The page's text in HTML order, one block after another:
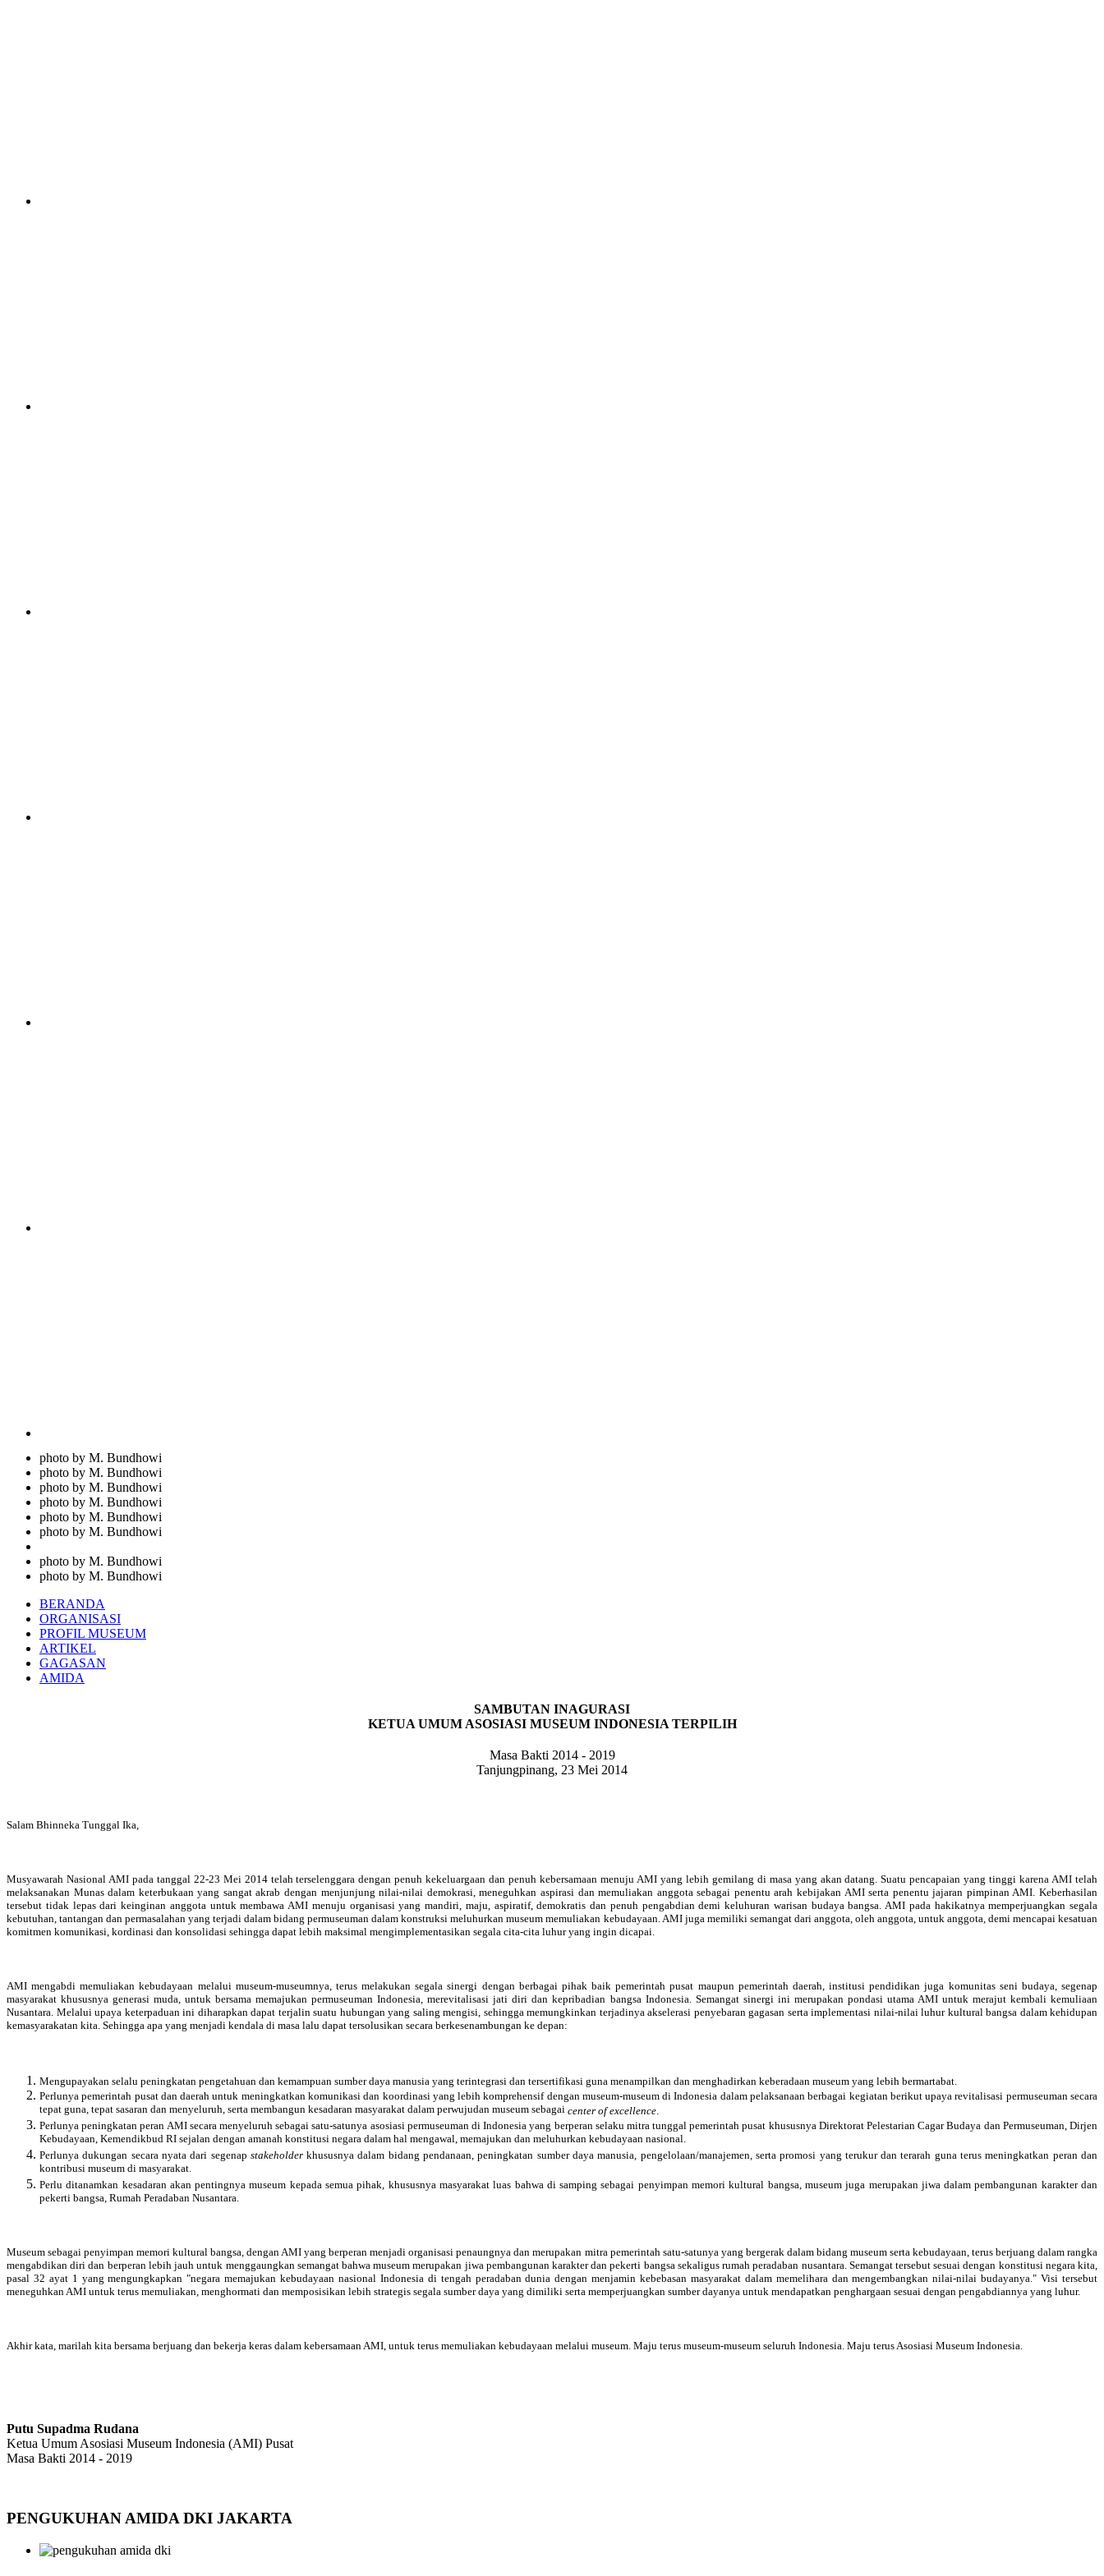
photo by M. Bundhowi
photo by M. Bundhowi
photo by M. Bundhowi
photo by M. Bundhowi
photo by M. Bundhowi
photo by M. Bundhowi
photo by M. Bundhowi
photo by M. Bundhowi
BERANDA
ORGANISASI
PROFIL MUSEUM
ARTIKEL
GAGASAN
AMIDA
SAMBUTAN INAGURASI
KETUA UMUM ASOSIASI MUSEUM INDONESIA TERPILIH
Masa Bakti 2014 - 2019
Tanjungpinang, 23 Mei 2014
Salam Bhinneka Tunggal Ika,
Musyawarah Nasional AMI pada tanggal 22-23 Mei 2014 telah terselenggara dengan penuh kekeluargaan dan penuh kebersamaan menuju AMI yang lebih gemilang di masa yang akan datang. Suatu pencapaian yang tinggi karena AMI telah
melaksanakan Munas dalam keterbukaan yang sangat akrab dengan menjunjung nilai-nilai demokrasi, meneguhkan aspirasi dan memuliakan anggota sebagai penentu arah kebijakan AMI serta penentu jajaran pimpinan AMI. Keberhasilan
tersebut tidak lepas dari keinginan anggota untuk membawa AMI menuju organisasi yang mandiri, maju, aspiratif, demokratis dan penuh pengabdian demi keluhuran warisan budaya bangsa. AMI pada hakikatnya memperjuangkan segala
kebutuhan, tantangan dan permasalahan yang terjadi dalam bidang permuseuman dalam konstruksi meluhurkan museum memuliakan kebudayaan. AMI juga memiliki semangat dari anggota, oleh anggota, untuk anggota, demi mencapai kesatuan
komitmen komunikasi, kordinasi dan konsolidasi sehingga dapat lebih maksimal mengimplementasikan segala cita-cita luhur yang ingin dicapai.
AMI mengabdi memuliakan kebudayaan melalui museum-museumnya, terus melakukan segala sinergi dengan berbagai pihak baik pemerintah pusat maupun pemerintah daerah, institusi pendidikan juga komunitas seni budaya, segenap
masyarakat khususnya generasi muda, untuk bersama memajukan permuseuman Indonesia, merevitalisasi jati diri dan kepribadian bangsa Indonesia. Semangat sinergi ini merupakan pondasi utama AMI untuk merajut kembali kemuliaan
Nusantara. Melalui upaya keterpaduan ini diharapkan dapat terjalin suatu hubungan yang saling mengisi, sehingga memungkinkan terjadinya akselerasi penyebaran gagasan serta implementasi nilai-nilai luhur kultural bangsa dalam kehidupan
kemasyarakatan kita. Sehingga apa yang menjadi kendala di masa lalu dapat tersolusikan secara berkesenambungan ke depan:
Mengupayakan selalu peningkatan pengetahuan dan kemampuan sumber daya manusia yang terintegrasi dan tersertifikasi guna menampilkan dan menghadirkan keberadaan museum yang lebih bermartabat.
Perlunya pemerintah pusat dan daerah untuk meningkatkan komunikasi dan koordinasi yang lebih komprehensif dengan museum-museum di Indonesia dalam pelaksanaan berbagai kegiatan berikut upaya revitalisasi permuseuman secara
tepat guna, tepat sasaran dan menyeluruh, serta membangun kesadaran masyarakat dalam perwujudan museum sebagai center of excellence.
Perlunya peningkatan peran AMI secara menyeluruh sebagai satu-satunya asosiasi permuseuman di Indonesia yang berperan selaku mitra tunggal pemerintah pusat khususnya Direktorat Pelestarian Cagar Budaya dan Permuseuman, Dirjen
Kebudayaan, Kemendikbud RI sejalan dengan amanah konstitusi negara dalam hal mengawal, memajukan dan meluhurkan kebudayaan nasional.
Perlunya dukungan secara nyata dari segenap stakeholderkhususnya dalam bidang pendanaan, peningkatan sumber daya manusia, pengelolaan/manajemen, serta promosi yang terukur dan terarah guna terus meningkatkan peran dan
kontribusi museum di masyarakat.
Perlu ditanamkan kesadaran akan pentingnya museum kepada semua pihak, khususnya masyarakat luas bahwa di samping sebagai penyimpan memori kultural bangsa, museum juga merupakan jiwa dalam pembangunan karakter dan
pekerti bangsa, Rumah Peradaban Nusantara.
Museum sebagai penyimpan memori kultural bangsa, dengan AMI yang berperan menjadi organisasi penaungnya dan merupakan mitra pemerintah satu-satunya yang bergerak dalam bidang museum serta kebudayaan, terus berjuang dalam rangka
mengabdikan diri dan berperan lebih jauh untuk menggaungkan semangat bahwa museum merupakan jiwa pembangunan karakter dan pekerti bangsa sekaligus rumah peradaban nusantara. Semangat tersebut sesuai dengan konstitusi negara kita,
pasal 32 ayat 1 yang mengungkapkan "negara memajukan kebudayaan nasional Indonesia di tengah peradaban dunia dengan menjamin kebebasan masyarakat dalam memelihara dan mengembangkan nilai-nilai budayanya." Visi tersebut
meneguhkan AMI untuk terus memuliakan, menghormati dan memposisikan lebih strategis segala sumber daya yang dimiliki serta memperjuangkan sumber dayanya untuk mendapatkan penghargaan sesuai dengan pengabdiannya yang luhur.
Akhir kata, marilah kita bersama berjuang dan bekerja keras dalam kebersamaan AMI, untuk terus memuliakan kebudayaan melalui museum. Maju terus museum-museum seluruh Indonesia. Maju terus Asosiasi Museum Indonesia.
Putu Supadma Rudana
Ketua Umum Asosiasi Museum Indonesia (AMI) Pusat
Masa Bakti 2014 - 2019
PENGUKUHAN AMIDA DKI JAKARTA